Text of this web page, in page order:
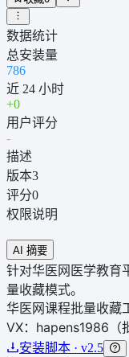
数据统计
总安装量
786
近 24 小时
+0
用户评分
-
描述
版本3
评分0
权限说明
AI 摘要
针对华医网医学教育
量收藏模式。
华医网课程批量收藏
VX：hapens1986（
安装脚本 · v2.5